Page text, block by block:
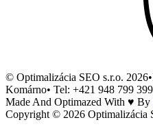
© Optimalizácia SEO s.r.o. 2026•
Komárno• Tel: +421 948 799 399
Made And Optimazed With ♥ By
Copyright © 2026 Optimalizácia